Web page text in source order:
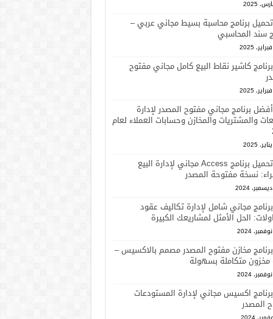
تحميل برنامج محاسبة بسيط مجاني عربي –
سند المحاسبي
برنامج كاشير نقاط البيع كامل مجاني مفتوح
أفضل برنامج مجاني مفتوح المصدر لإدارة
والمشتريات والمخازن وحسابات العملاء لعام
تحميل برنامج Access مجاني لإدارة البيع
نسخة مفتوحة المصدر
برنامج مجاني شامل لإدارة تكاليف عقود
الحل الأمثل لمشاريعك الكبيرة
برنامج مخازن مفتوح المصدر مصمم بالاكسيس –
مخزون متكاملة بسهولة
برنامج اكسيس مجاني لإدارة المستودعات
المصدر